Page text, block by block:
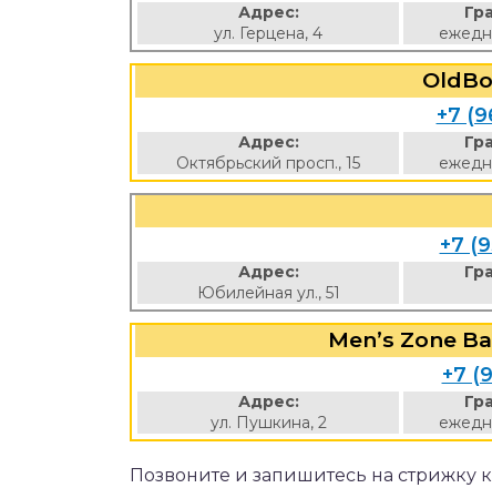
Адрес:
ул. Герцена, 4
+7
Адрес:
Октябрьский просп., 15
+7
Адрес:
Юбилейная ул., 51
Men’s Zone
+7
Адрес:
ул. Пушкина, 2
Позвоните и запишитесь на стрижку